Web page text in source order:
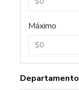
Máximo
Departamento